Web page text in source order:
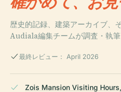
歴史的記録、建築アーカイブ、
Audiala編集チームが調査・執筆
最終レビュー： April 2026
Zois Mansion Visiting